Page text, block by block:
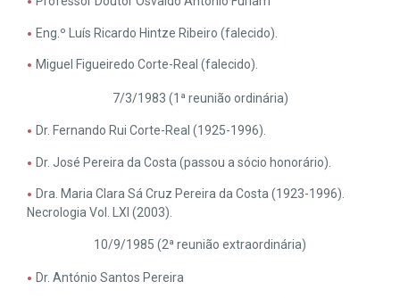
Eng.º Luís Ricardo Hintze Ribeiro (falecido).
Miguel Figueiredo Corte-Real (falecido).
7/3/1983 (1ª reunião ordinária)
Dr. Fernando Rui Corte-Real (1925-1996).
Dr. José Pereira da Costa (passou a sócio honorário).
Dra. Maria Clara Sá Cruz Pereira da Costa (1923-1996).
Necrologia Vol. LXI (2003).
10/9/1985 (2ª reunião extraordinária)
Dr. António Santos Pereira